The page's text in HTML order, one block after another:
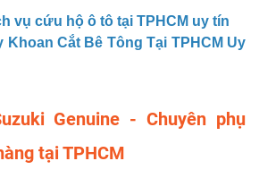
vụ cứu hộ ô tô tại TPHCM uy tín
Khoan Cắt Bê Tông Tại TPHCM Uy
Genuine - Chuyên phụ
tại TPHCM